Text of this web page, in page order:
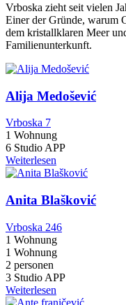
Vrboska zieht seit vielen
Einer der Gründe, warum
dem kristallklaren Meer
Familienunterkunft.
Alija Medošević
Vrboska 7
1 Wohnung
6 Studio APP
Weiterlesen
Anita Blašković
Vrboska 246
1 Wohnung
1 Wohnung
2 personen
3 Studio APP
Weiterlesen